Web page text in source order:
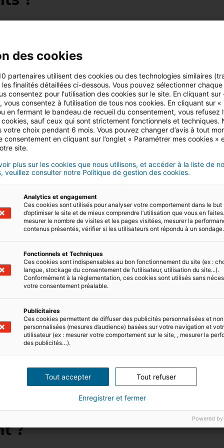
indépendant, bien que soumis à une obligation
spécifique. Également appelé mandataire
il agit pour le compte d’un mandant qui, lui, est
travailler dans le secteur immobilier, comme la
disposent d’un certain bagage en
de type BTS et DEUST en immobilier, ou encore
d’une agence immobilière.
les agents commerciaux en immobilier
ils sont mandataires. Ils ont donc une parfaite
à tout moment, sur leur parrain/marraine.
devenir agent immobilier
plusieurs régimes juridiques. Trois formes
(EIRL) ;
des agents immobiliers indépendants débutants,
dans la profession. Le microentrepreneur
qu’il a réalisées. Si celui-ci est nul, il ne paiera
est simplifié, ainsi que les obligations
d’un compte dédié à l’activité de son
en 2021 le chiffre d’affaires ne doit pas excéder
réel qui s’applique.
pour être agent
?
des cookies
partenaires utilisent des cookies ou des technologies similaires
les finalités détaillées ci-dessous. Vous pouvez sélectionner
consentez pour l'utilisation des cookies sur le site. En cliquant sur
vous consentez à l’utilisation de tous nos cookies. En cliquant sur «
en fermant le bandeau de recueil du consentement, vous refusez
sauf ceux qui sont strictement fonctionnels et techniques.
votre choix pendant 6 mois. Vous pouvez changer d’avis à tout
consentement en cliquant sur l’onglet « Paramétrer mes cookies »
site.
plus sur les cookies que nous utilisons, et accéder à la liste de
veuillez consulter notre Politique de gestion des cookies.
Analytics et engagement
Ces cookies sont utilisés pour analyser votre comportement dans le but
d’optimiser le site et de mieux comprendre l’utilisation que vous en
mesurer le nombre de visites et les pages visitées, mesurer la
contenus présentés, vérifier si les utilisateurs ont répondu à un
Fonctionnels et Techniques
Ces cookies sont indispensables au bon fonctionnement du site (ex :
langue, stockage du consentement de l’utilisateur, utilisation du site...).
Conformément à la règlementation, ces cookies sont utilisés sans
votre consentement préalable.
Publicitaires
Ces cookies permettent de diffuser des publicités personnalisées et
personnalisées (mesures d’audience) basées sur votre navigation et
utilisateur (ex : mesurer votre comportement sur le site, , mesurer la
des publicités…).
Tout accepter Tout refuser
Enregistrer et fermer
Powered by